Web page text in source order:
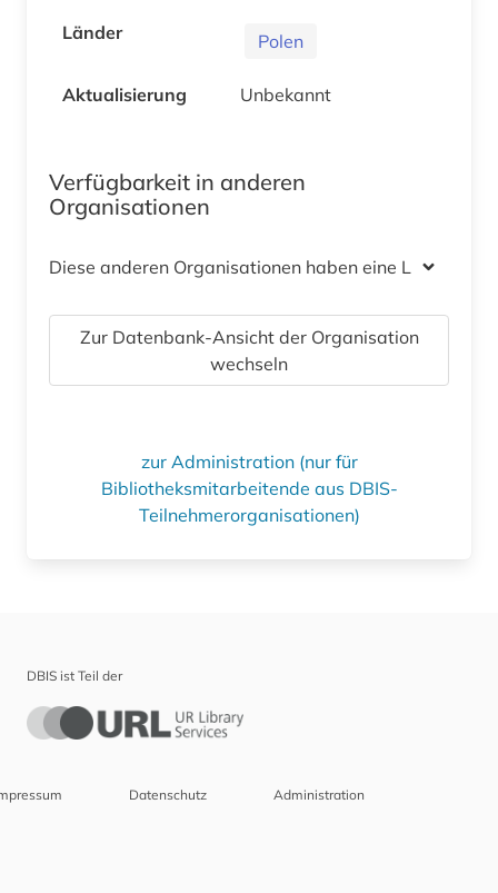
Länder
Polen
Aktualisierung Unbekannt
Verfügbarkeit in anderen
Organisationen
Diese anderen Organisationen haben eine Lizenz
Zur Datenbank-Ansicht der Organisation
wechseln
zur Administration (nur für
Bibliotheksmitarbeitende aus DBIS-
Teilnehmerorganisationen)
DBIS ist Teil der
Datenschutz Administration